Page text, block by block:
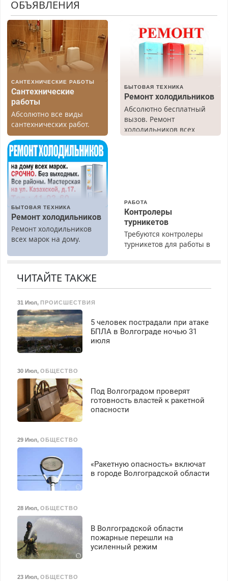
ОБЪЯВЛЕНИЯ
САНТЕХНИЧЕСКИЕ РАБОТЫ
Сантехнические
работы
Абсолютно все виды
сантехнических работ.
Быстро. Качественно.
Недорого.
БЫТОВАЯ ТЕХНИКА
Ремонт холодильников
Абсолютно бесплатный
вызов. Ремонт
холодильников всех
БЫТОВАЯ ТЕХНИКА
Ремонт холодильников
Ремонт холодильников
всех марок на дому.
РАБОТА
Контролеры
турникетов
Требуются контролеры
турникетов для работы в
Ежемесячно
выплачивается денежная
безопасности с з/п до
125000 руб.
ЧИТАЙТЕ ТАКЖЕ
31 Июл, ПРОИСШЕСТВИЯ
5 человек пострадали при атаке
БПЛА в Волгограде ночью 31
июля
30 Июл, ОБЩЕСТВО
Под Волгоградом проверят
готовность властей к ракетной
опасности
29 Июл, ОБЩЕСТВО
«Ракетную опасность» включат
в городе Волгоградской области
28 Июл, ОБЩЕСТВО
В Волгоградской области
пожарные перешли на
усиленный режим
23 Июл, ОБЩЕСТВО